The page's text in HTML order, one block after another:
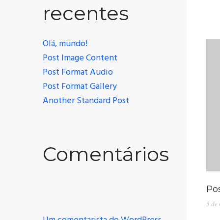
recentes
Olá, mundo!
Post Image Content
Post Format Audio
Post Format Gallery
Another Standard Post
Comentários
5 de